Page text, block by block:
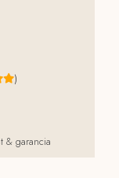
)
& garancia